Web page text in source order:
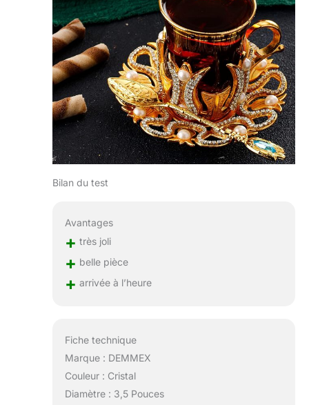
Bilan du test
Avantages
+ très joli
+ belle pièce
+ arrivée à l’heure
Fiche technique
Marque : DEMMEX
Couleur : Cristal
Diamètre : 3,5 Pouces